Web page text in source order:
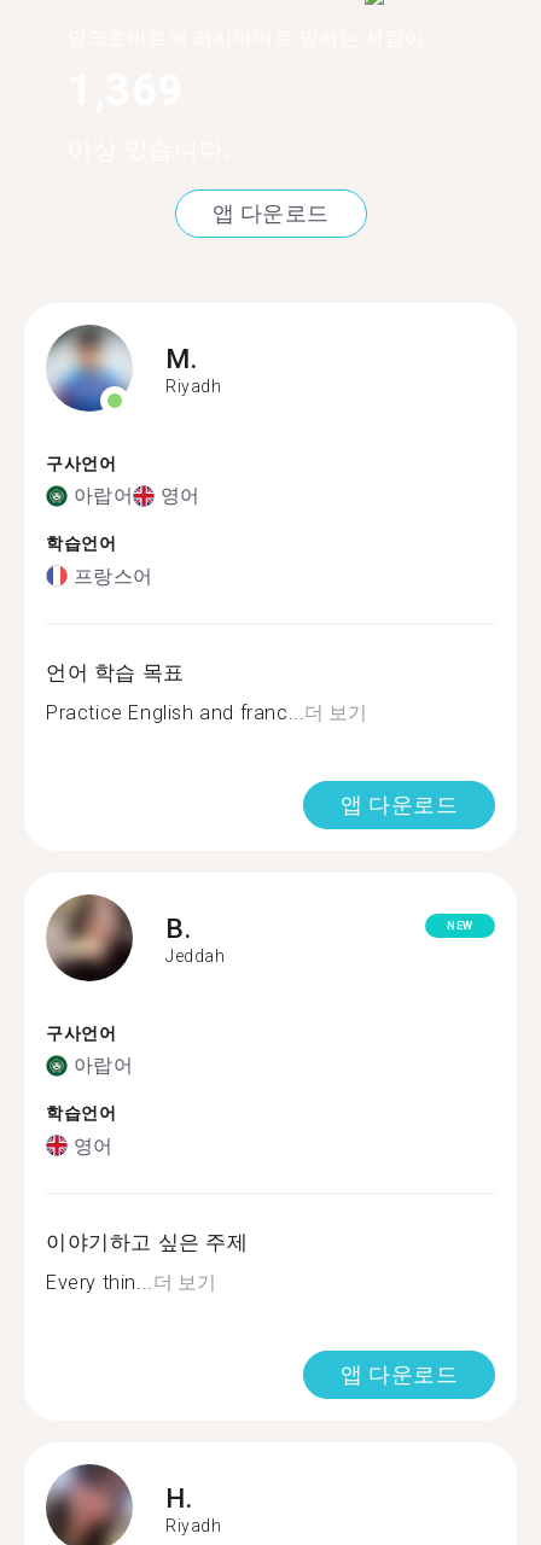
앱 다운로드
M.
Riyadh
구사언어
아랍어 영어
학습언어
프랑스어
언어 학습 목표
Practice English and franc... 더 보기
앱 다운로드
B.
Jeddah
NEW
구사언어
아랍어
학습언어
영어
이야기하고 싶은 주제
Every thin... 더 보기
앱 다운로드
H.
Riyadh